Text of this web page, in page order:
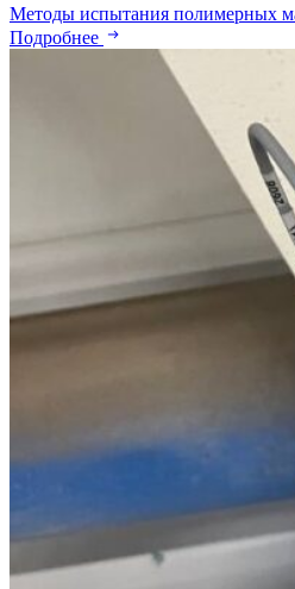
Методы испытания полимерных
Подробнее